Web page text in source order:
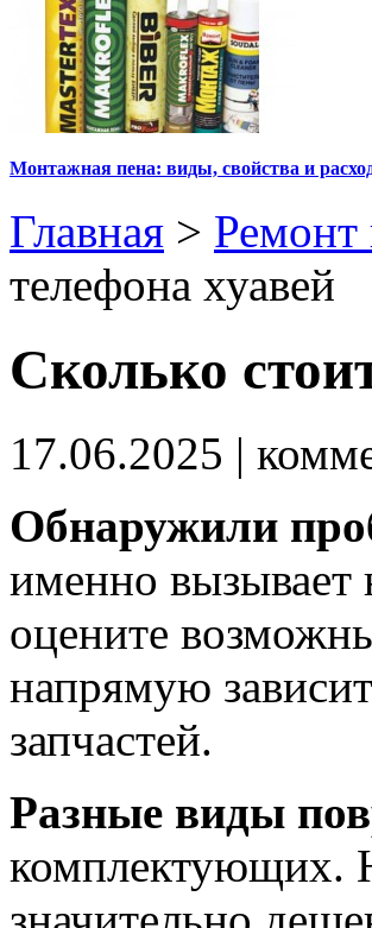
Монтажная пена: виды, свойства и
Главная > Ремонт
телефона хуавей
Сколько
17.06.2025 |
Обнаружили
именно вызывает
оцените
напрямую
запчастей.
Разные виды
комплектующих.